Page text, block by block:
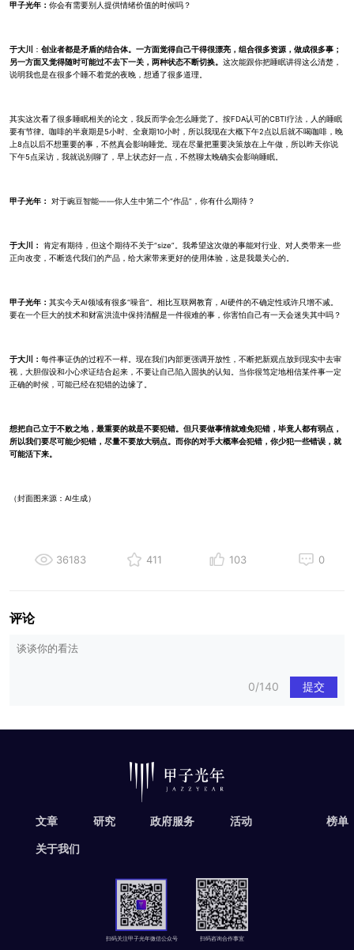
甲子光年： 你会有需要别人提供情绪价值的时候吗？
于大川 ： 创业者都是矛盾的结合体。一方面觉得自己干得很漂亮，组合很多资源，做成很多事；
另一方面又觉得随时可能过不去下一关，两种状态不断切换。 这次能跟你把睡眠讲得这么清楚，
说明我也是在很多个睡不着觉的夜晚，想通了很多道理。
其实这次看了很多睡眠相关的论文，我反而学会怎么睡觉了。按FDA认可的CBTI疗法，人的睡眠
要有节律。咖啡的半衰期是5小时、全衰期10小时，所以我现在大概下午2点以后就不喝咖啡，晚
上8点以后不想重要的事，不然真会影响睡觉。现在尽量把重要决策放在上午做，所以昨天你说
下午5点采访，我就说别聊了，早上状态好一点，不然聊太晚确实会影响睡眠。
甲子光年： 对于豌豆智能——你人生中第二个“作品”，你有什么期待？
于大川：
肯定有期待，但这个期待不关于“size”。我希望这次做的事能对行业、对人类带来一些
正向改变，不断迭代我们的产品，给大家带来更好的使用体验，这是我最关心的。
甲子光年： 其实今天AI领域有很多“噪音”。相比互联网教育，AI硬件的不确定性或许只增不减。
要在一个巨大的技术和财富洪流中保持清醒是一件很难的事，你害怕自己有一天会迷失其中吗？
于大川： 每件事证伪的过程不一样。现在我们内部更强调开放性，不断把新观点放到现实中去审
视，大胆假设和小心求证结合起来，不要让自己陷入固执的认知。当你很笃定地相信某件事一定
正确的时候，可能已经在犯错的边缘了。
想把自己立于不败之地，最重要的就是不要犯错。但只要做事情就难免犯错，毕竟人都有弱点，
所以我们要尽可能少犯错，尽量不要放大弱点。而你的对手大概率会犯错，你少犯一些错误，就
可能活下来。
（封面图来源：AI生成）
36183 411 103 0
评论
0/140 提交
文章 研究 政府服务 活动 榜单
关于我们
扫码关注甲子光年微信公众号 扫码咨询合作事宜